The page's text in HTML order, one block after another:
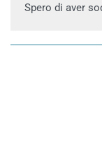
Spero di aver